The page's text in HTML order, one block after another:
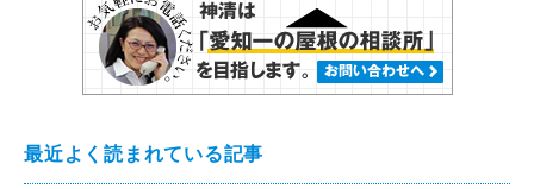
最近よく読まれている記事